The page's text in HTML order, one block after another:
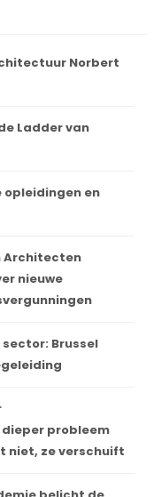
Norbert
Ladder van
opleidingen en
Architecten
nieuwe
Brussel
probleem
niet, ze verschuift